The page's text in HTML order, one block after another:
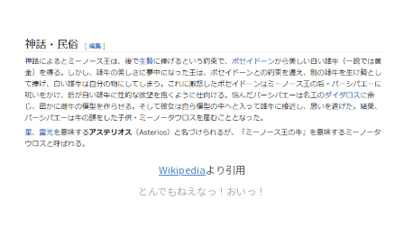
Wikipediaより引用
とんでもねえなっ！おいっ！